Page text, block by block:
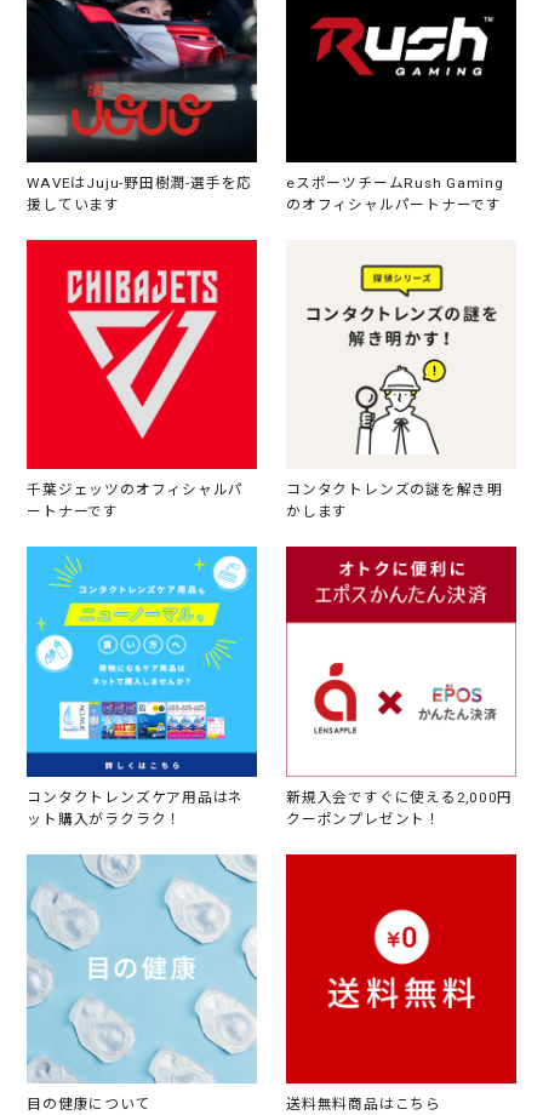
WAVEはJuju-野田樹潤-選手を応
援しています
eスポーツチームRush Gaming
のオフィシャルパートナーです
千葉ジェッツのオフィシャルパ
ートナーです
コンタクトレンズの謎を解き明
かします
コンタクトレンズケア用品はネ
ット購入がラクラク！
新規入会ですぐに使える2,000円
クーポンプレゼント！
目の健康について 送料無料商品はこちら